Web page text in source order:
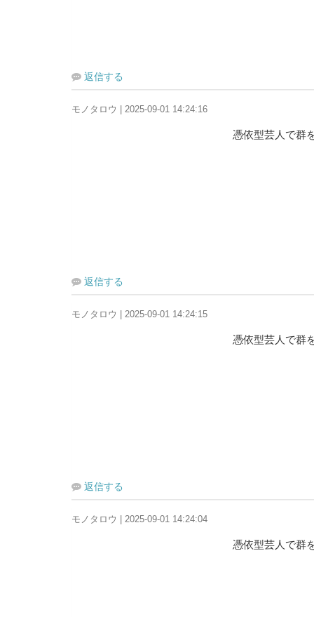
返信する
モノタロウ | 2025-09-01 14:24:16
憑依型芸人で群
返信する
モノタロウ | 2025-09-01 14:24:15
憑依型芸人で群
返信する
モノタロウ | 2025-09-01 14:24:04
憑依型芸人で群